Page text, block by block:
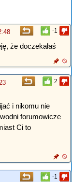
-1
że doczekałaś
2
i nikomu nie
forumowicze
Ci to
-1